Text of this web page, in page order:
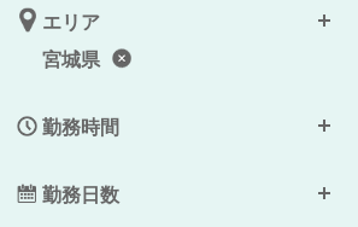
エリア
宮城県
勤務時間
勤務日数